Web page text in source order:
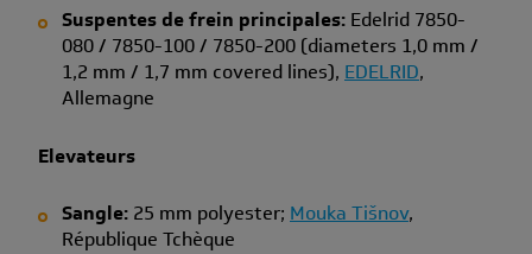
Suspentes de frein principales:Edelrid 7850-
080 / 7850-100 / 7850-200 (diameters 1,0 mm /
1,2 mm / 1,7 mm covered lines), EDELRID,
Allemagne
Elevateurs
Sangle:25 mm polyester; Mouka Tišnov,
République Tchèque